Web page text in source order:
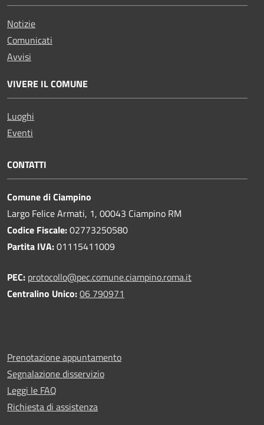
Notizie
Comunicati
Avvisi
VIVERE IL COMUNE
Luoghi
Eventi
CONTATTI
Comune di Ciampino
Largo Felice Armati, 1, 00043 Ciampino RM
Codice Fiscale:02773250580
Partita IVA:01115411009
PEC: protocollo@pec.comune.ciampino.roma.it
Centralino Unico:06 790971
Prenotazione appuntamento
Segnalazione disservizio
Leggi le FAQ
Richiesta di assistenza